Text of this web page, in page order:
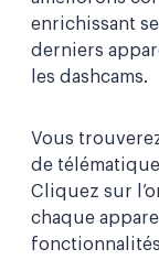
enrichissant
derniers
les dashcams.
Vous
de
Cliquez sur
chaque